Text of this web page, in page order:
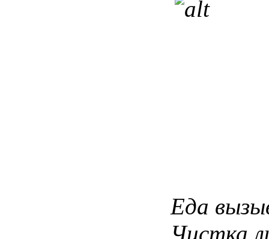
Еда
Чистка